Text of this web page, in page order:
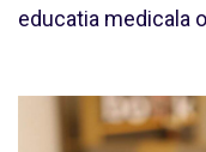
educatia medicala